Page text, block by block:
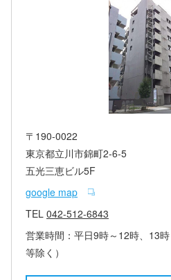
〒190-0022
東京都立川市錦町2‐6‐5
五光三恵ビル5F
google map
TEL 042-512-6843
営業時間：平日9時～12時、13
等除く）